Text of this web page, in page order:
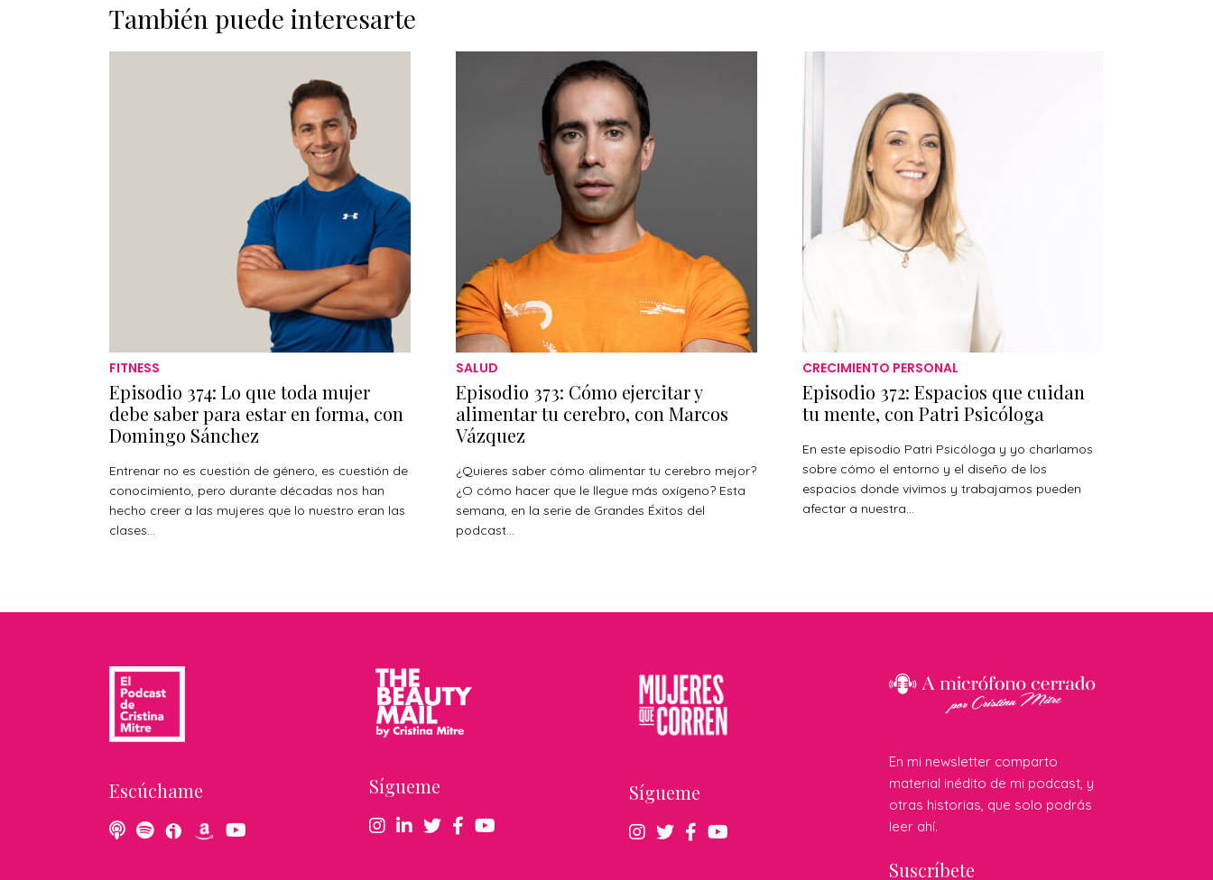
También puede interesarte
FITNESS
Episodio 374: Lo que toda mujer
debe saber para estar en forma, con
Domingo Sánchez
Entrenar no es cuestión de género, es cuestión de
conocimiento, pero durante décadas nos han
hecho creer a las mujeres que lo nuestro eran las
clases...
SALUD
Episodio 373: Cómo ejercitar y
alimentar tu cerebro, con Marcos
Vázquez
¿Quieres saber cómo alimentar tu cerebro mejor?
¿O cómo hacer que le llegue más oxígeno? Esta
semana, en la serie de Grandes Éxitos del
podcast...
CRECIMIENTO PERSONAL
Episodio 372: Espacios que cuidan
tu mente, con Patri Psicóloga
En este episodio Patri Psicóloga y yo charlamos
sobre cómo el entorno y el diseño de los
espacios donde vivimos y trabajamos pueden
afectar a nuestra...
Escúchame Sígueme Sígueme
En mi newsletter comparto
material inédito de mi podcast, y
otras historias, que solo podrás
leer ahí.
Suscríbete